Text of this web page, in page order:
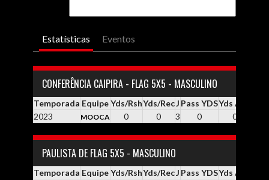
Estatísticas Eventos
CONFERÊNCIA CAIPIRA - FLAG 5X5 - MASCULINO
Temporada EquipeYds/RshYds/RecJ Pass YDSYds / Pass
2023
MOOCA 0 0 3 0 0.0
PAULISTA DE FLAG 5X5 - MASCULINO
Temporada EquipeYds/RshYds/RecJ Pass YDSYds / Pass